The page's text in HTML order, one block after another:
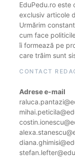
EduPedu.ro este
exclusiv articole
Urmărim
cum face
îi formează pe
care trăim sunt
CONTACT
Adrese e-mail